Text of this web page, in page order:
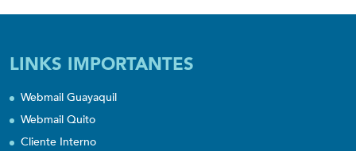
LINKS IMPORTANTES
Webmail Guayaquil
Webmail Quito
Cliente Interno